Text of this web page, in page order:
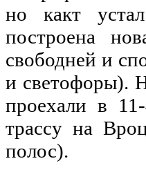
но какт
построена
свободней и
и светофоры).
проехали в
трассуна
полос).